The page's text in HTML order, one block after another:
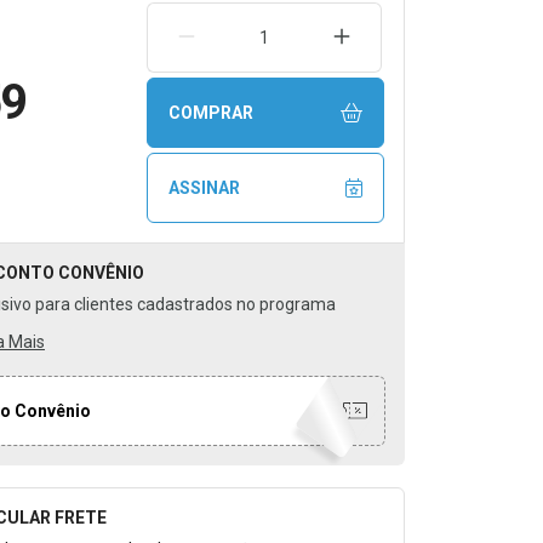
REMOVER UMA UNIDADEAUMENTAR UMA
COMPRAR
ASSINAR
CONVÊNIO
para clientes cadastrados no programa
Mais
Convênio
para Calcular o Frete
FRETE